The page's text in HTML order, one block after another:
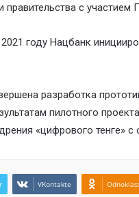
правительства с
году Нацбанк
разработка
пилотного
«цифрового тенге»
VKontakte